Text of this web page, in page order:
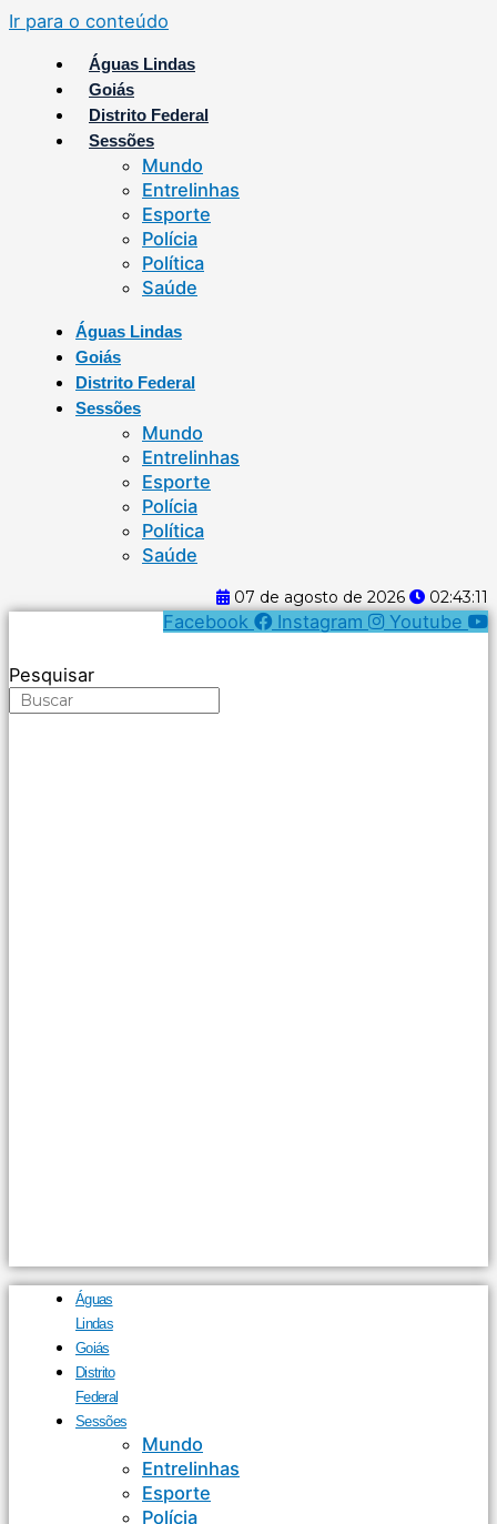
Ir para o conteúdo
Águas Lindas
Goiás
Distrito Federal
Sessões
Mundo
Entrelinhas
Esporte
Polícia
Política
Saúde
Águas Lindas
Goiás
Distrito Federal
Sessões
Mundo
Entrelinhas
Esporte
Polícia
Política
Saúde
07 de agosto de 2026 02:43:12
Facebook Instagram Youtube
Pesquisar
Águas
Lindas
Goiás
Distrito
Federal
Sessões
Mundo
Entrelinhas
Esporte
Polícia